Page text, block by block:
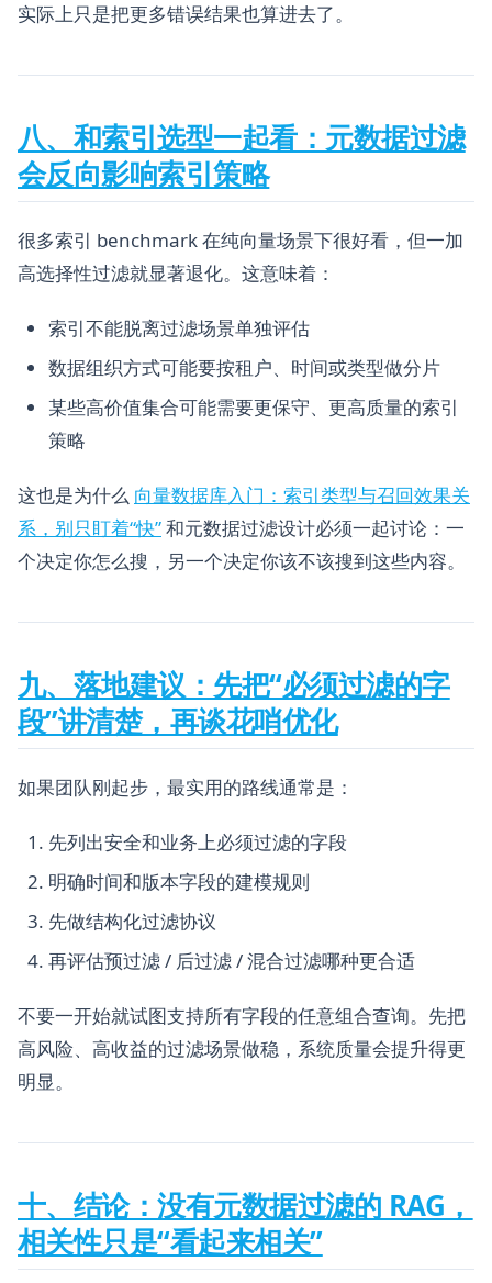
实际上只是把更多错误结果也算进去了。
八、和索引选型一起看：元数据过滤
会反向影响索引策略
很多索引 benchmark 在纯向量场景下很好看，但一加
高选择性过滤就显著退化。这意味着：
索引不能脱离过滤场景单独评估
数据组织方式可能要按租户、时间或类型做分片
某些高价值集合可能需要更保守、更高质量的索引
策略
这也是为什么 向量数据库入门：索引类型与召回效果关
系，别只盯着“快”和元数据过滤设计必须一起讨论：一
个决定你怎么搜，另一个决定你该不该搜到这些内容。
九、落地建议：先把“必须过滤的字
段”讲清楚，再谈花哨优化
如果团队刚起步，最实用的路线通常是：
先列出安全和业务上必须过滤的字段
明确时间和版本字段的建模规则
先做结构化过滤协议
再评估预过滤 / 后过滤 / 混合过滤哪种更合适
不要一开始就试图支持所有字段的任意组合查询。先把
高风险、高收益的过滤场景做稳，系统质量会提升得更
明显。
十、结论：没有元数据过滤的 RAG，
相关性只是“看起来相关”